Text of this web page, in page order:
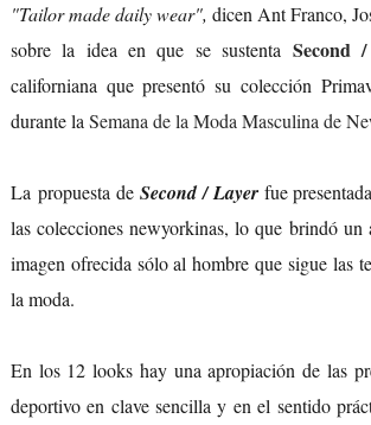
"Tailor made daily wear", dicen Ant Franco,
sobre la idea en que se sustenta Second
californiana que presentó su colección
durante la Semana de la Moda Masculina de
La propuesta de Second / Layerfue
las colecciones newyorkinas, lo que brindó un
imagen ofrecida sólo al hombre que sigue las
la moda.
En los 12 looks hay una apropiación de las
deportivo en clave sencilla y en el sentido